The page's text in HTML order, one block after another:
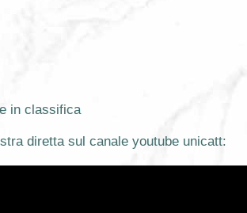
in classifica
diretta sul canale youtube unicatt: